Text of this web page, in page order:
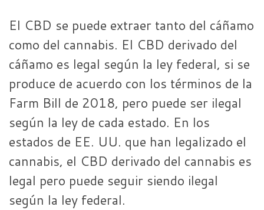
El CBD se puede extraer tanto del cáñamo
como del cannabis. El CBD derivado del
cáñamo es legal según la ley federal, si se
produce de acuerdo con los términos de la
Farm Bill de 2018, pero puede ser ilegal
según la ley de cada estado. En los
estados de EE. UU. que han legalizado el
cannabis, el CBD derivado del cannabis es
legal pero puede seguir siendo ilegal
según la ley federal.